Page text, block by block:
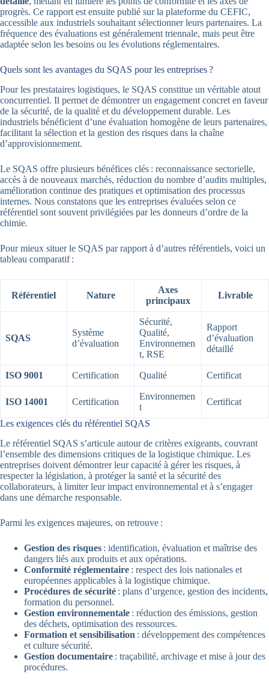
progrès. Ce rapport est ensuite publié sur la plateforme du CEFIC,
accessible aux industriels souhaitant sélectionner leurs partenaires. La
fréquence des évaluations est généralement triennale, mais peut être
adaptée selon les besoins ou les évolutions réglementaires.
Quels sont les avantages du SQAS pour les entreprises ?
Pour les prestataires logistiques, le SQAS constitue un véritable atout
concurrentiel. Il permet de démontrer un engagement concret en faveur
de la sécurité, de la qualité et du développement durable. Les
industriels bénéficient d’une évaluation homogène de leurs partenaires,
facilitant la sélection et la gestion des risques dans la chaîne
d’approvisionnement.
Le SQAS offre plusieurs bénéfices clés : reconnaissance sectorielle,
accès à de nouveaux marchés, réduction du nombre d’audits multiples,
amélioration continue des pratiques et optimisation des processus
internes. Nous constatons que les entreprises évaluées selon ce
référentiel sont souvent privilégiées par les donneurs d’ordre de la
chimie.
Pour mieux situer le SQAS par rapport à d’autres référentiels, voici un
tableau comparatif :
Référentiel Nature
Axes
principaux
Livrable
SQAS
Système
d’évaluation
Sécurité,
Qualité,
Environnemen
t, RSE
Rapport
d’évaluation
détaillé
ISO 9001 Certification Qualité Certificat
ISO 14001 Certification
Environnemen
t
Certificat
Les exigences clés du référentiel SQAS
Le référentiel SQAS s’articule autour de critères exigeants, couvrant
l’ensemble des dimensions critiques de la logistique chimique. Les
entreprises doivent démontrer leur capacité à gérer les risques, à
respecter la législation, à protéger la santé et la sécurité des
collaborateurs, à limiter leur impact environnemental et à s’engager
dans une démarche responsable.
Parmi les exigences majeures, on retrouve :
Gestion des risques : identification, évaluation et maîtrise des
dangers liés aux produits et aux opérations.
Conformité réglementaire : respect des lois nationales et
européennes applicables à la logistique chimique.
Procédures de sécurité : plans d’urgence, gestion des incidents,
formation du personnel.
Gestion environnementale : réduction des émissions, gestion
des déchets, optimisation des ressources.
Formation et sensibilisation : développement des compétences
et culture sécurité.
Gestion documentaire : traçabilité, archivage et mise à jour des
procédures.